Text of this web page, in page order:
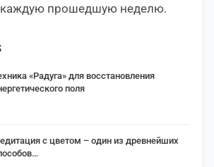
каждую прошедшую неделю.
«Радуга» для восстановления
поля
с цветом – один из древнейших